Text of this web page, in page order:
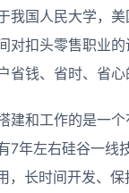
我国人民大学，
对扣头零售职业
省钱、省时、省
建和工作的是一
7年左右硅谷一
，长时间开发、